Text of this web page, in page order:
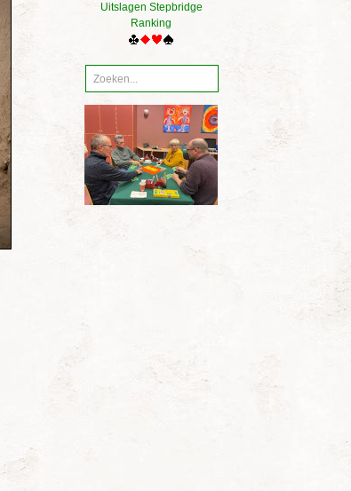
Uitslagen Stepbridge
Ranking